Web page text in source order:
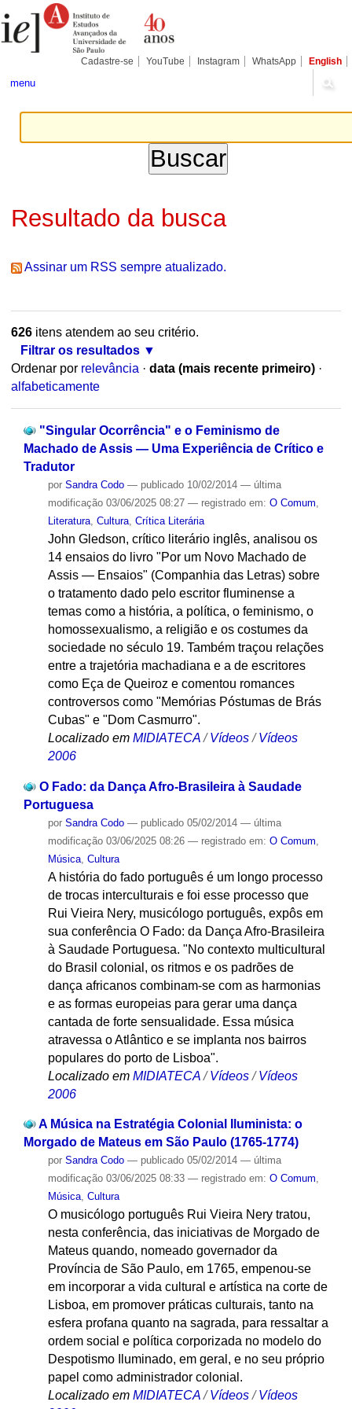
para
conteúdo.
Pessoais
Cadastre-se YouTube Instagram WhatsApp English
menu
Resultado da busca
Assinar um RSS sempre atualizado.
626itens atendem ao seu critério.
Filtrar os resultados
Ordenar por relevância · data (mais recente primeiro) ·
alfabeticamente
"Singular Ocorrência" e o Feminismo de
Machado de Assis — Uma Experiência de Crítico e
Tradutor
por Sandra Codo — publicado10/02/2014 — última
modificação03/06/2025 08:27 — registrado em: O Comum
Literatura, Cultura, Crítica Literária
John Gledson, crítico literário inglês, analisou os
14 ensaios do livro "Por um Novo Machado de
Assis — Ensaios" (Companhia das Letras) sobre
o tratamento dado pelo escritor fluminense a
temas como a história, a política, o feminismo, o
homossexualismo, a religião e os costumes da
sociedade no século 19. Também traçou relações
entre a trajetória machadiana e a de escritores
como Eça de Queiroz e comentou romances
controversos como "Memórias Póstumas de Brás
Cubas" e "Dom Casmurro".
Localizado em MIDIATECA /Vídeos /Vídeos
2006
O Fado: da Dança Afro-Brasileira à Saudade
Portuguesa
por Sandra Codo — publicado05/02/2014 — última
modificação03/06/2025 08:26 — registrado em: O Comum
Música, Cultura
A história do fado português é um longo processo
de trocas interculturais e foi esse processo que
Rui Vieira Nery, musicólogo português, expôs em
sua conferência O Fado: da Dança Afro-Brasileira
à Saudade Portuguesa. "No contexto multicultural
do Brasil colonial, os ritmos e os padrões de
dança africanos combinam-se com as harmonias
e as formas europeias para gerar uma dança
cantada de forte sensualidade. Essa música
atravessa o Atlântico e se implanta nos bairros
populares do porto de Lisboa".
Localizado em MIDIATECA /Vídeos /Vídeos
2006
A Música na Estratégia Colonial Iluminista: o
Morgado de Mateus em São Paulo (1765-1774)
por Sandra Codo — publicado05/02/2014 — última
modificação03/06/2025 08:33 — registrado em: O Comum,
Música, Cultura
O musicólogo português Rui Vieira Nery tratou,
nesta conferência, das iniciativas de Morgado de
Mateus quando, nomeado governador da
Província de São Paulo, em 1765, empenou-se
em incorporar a vida cultural e artística na corte de
Lisboa, em promover práticas culturais, tanto na
esfera profana quanto na sagrada, para ressaltar a
ordem social e política corporizada no modelo do
Despotismo Iluminado, em geral, e no seu próprio
papel como administrador colonial.
Localizado em MIDIATECA /Vídeos /Vídeos